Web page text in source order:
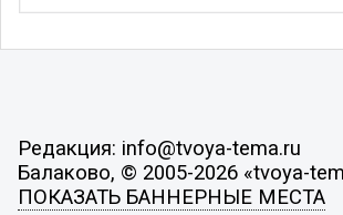
Редакция: info@tvoya-tema.ru
Балаково, © 2005-2026 «tvoya-
ПОКАЗАТЬ БАННЕРНЫЕ МЕСТА